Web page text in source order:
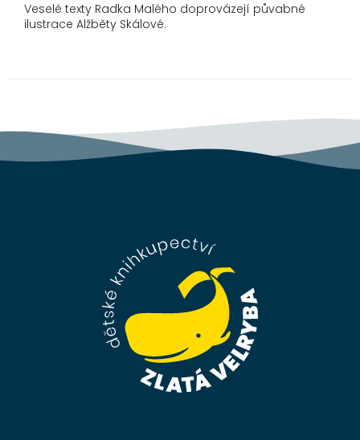
Veselé texty Radka Malého doprovázejí půvabné
ilustrace Alžběty Skálové.